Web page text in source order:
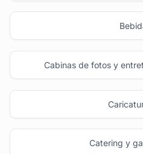
Cabinas de fotos y
Catering y